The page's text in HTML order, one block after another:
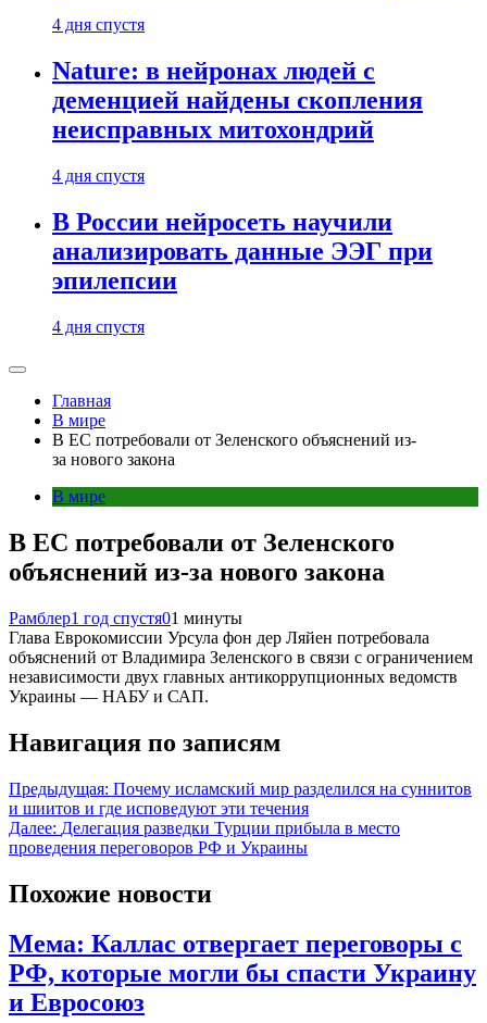
4 дня спустя
Nature: в нейронах людей с
деменцией найдены скопления
неисправных митохондрий
4 дня спустя
В России нейросеть научили
анализировать данные ЭЭГ при
эпилепсии
4 дня спустя
Главная
В мире
В ЕС потребовали от Зеленского объяснений из-
за нового закона
В мире
В ЕС потребовали от Зеленского
объяснений из-за нового закона
Рамблер1 год спустя01 минуты
Глава Еврокомиссии Урсула фон дер Ляйен потребовала
объяснений от Владимира Зеленского в связи с ограничением
независимости двух главных антикоррупционных ведомств
Украины — НАБУ и САП.
Навигация по записям
Предыдущая: Почему исламский мир разделился на суннитов
и шиитов и где исповедуют эти течения
Далее: Делегация разведки Турции прибыла в место
проведения переговоров РФ и Украины
Похожие новости
Мема: Каллас отвергает переговоры с
РФ, которые могли бы спасти Украину
и Евросоюз